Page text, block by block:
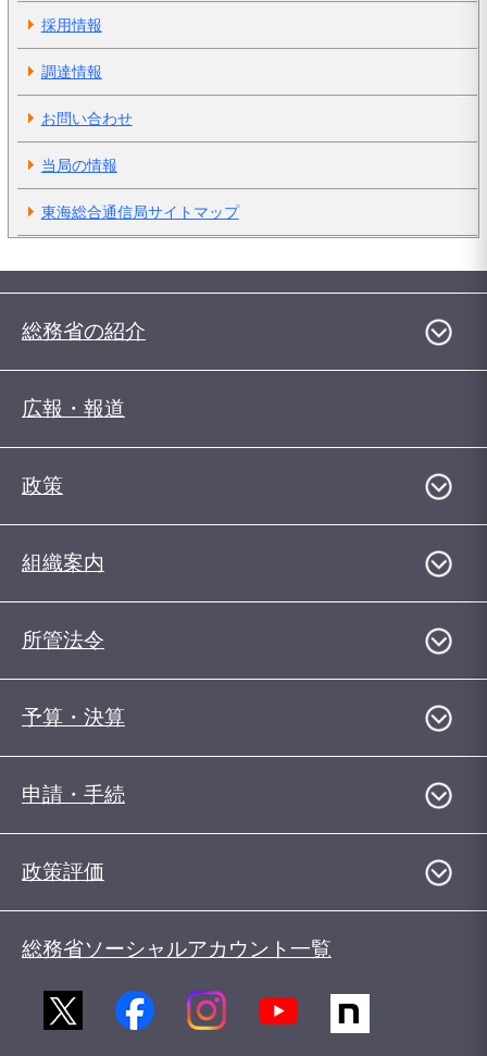
採用情報
調達情報
お問い合わせ
当局の情報
東海総合通信局サイトマップ
総務省の紹介
広報・報道
政策
組織案内
所管法令
予算・決算
申請・手続
政策評価
総務省ソーシャルアカウント一覧